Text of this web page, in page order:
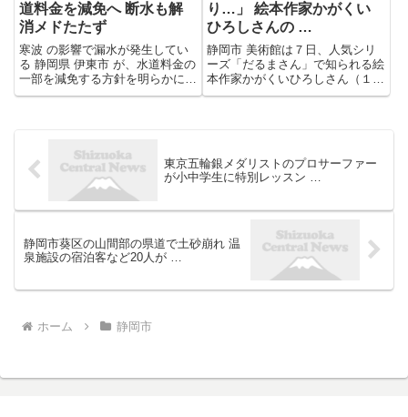
道料金を減免へ 断水も解
消メドたたず
寒波 の影響で漏水が発生してい
る 静岡県 伊東市 が、水道料金の
一部を減免する方針を明らかにし
た。水道業者に漏水修理をしても
り…」 絵本作家かがくい
ひろしさんの …
静岡市 美術館は７日、人気シリ
ーズ「だるまさん」で知られる絵
本作家かがくいひろしさん（１９
５５～２００９年）の創作エピソ
東京五輪銀メダリストのプロサーファー
が小中学生に特別レッスン …
静岡市葵区の山間部の県道で土砂崩れ 温
泉施設の宿泊客など20人が …
ホーム 静岡市